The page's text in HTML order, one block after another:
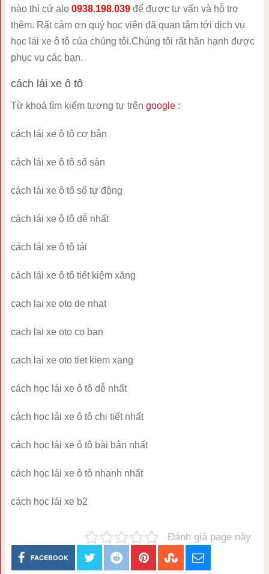
nào thì cứ alo 0938.198.039để được tư vấn và hỗ trợ
thêm. Rất cảm ơn quý học viên đã quan tâm tới dịch vụ
học lái xe ô tô của chúng tôi.Chúng tôi rất hân hạnh được
phục vụ các bạn.
cách lái xe ô tô
Từ khoá tìm kiếm tương tự trên google:
cách lái xe ô tô cơ bản
cách lái xe ô tô số sàn
cách lái xe ô tô số tự động
cách lái xe ô tô dễ nhất
cách lái xe ô tô tải
cách lái xe ô tô tiết kiệm xăng
cach lai xe oto de nhat
cach lai xe oto co ban
cach lai xe oto tiet kiem xang
cách học lái xe ô tô dễ nhất
cách học lái xe ô tô chi tiết nhất
cách học lái xe ô tô bài bản nhất
cách học lái xe ô tô nhanh nhất
cách học lái xe b2
Đánh giá page này
FACEBOOK